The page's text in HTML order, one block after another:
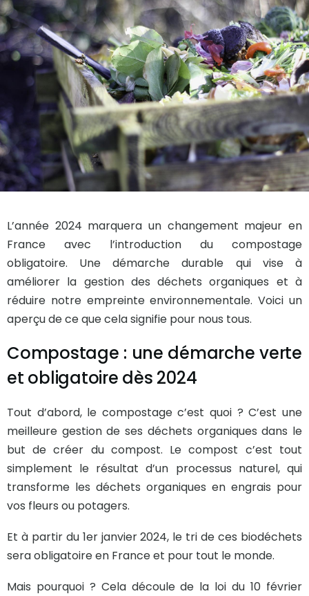
L’année 2024 marquera un changement majeur en
France avec l’introduction du compostage
obligatoire. Une démarche durable qui vise à
améliorer la gestion des déchets organiques et à
réduire notre empreinte environnementale. Voici un
aperçu de ce que cela signifie pour nous tous.
Compostage : une démarche verte
et obligatoire dès 2024
Tout d’abord, le compostage c’est quoi ? C’est une
meilleure gestion de ses déchets organiques dans le
but de créer du compost. Le compost c’est tout
simplement le résultat d’un processus naturel, qui
transforme les déchets organiques en engrais pour
vos fleurs ou potagers.
Et à partir du 1er janvier 2024, le tri de ces biodéchets
sera obligatoire en France et pour tout le monde.
Mais pourquoi ? Cela découle de la loi du 10 février